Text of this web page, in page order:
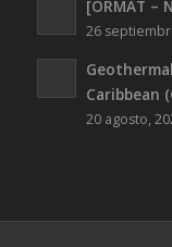
[ORMAT –
26
Caribbean
20 agosto,